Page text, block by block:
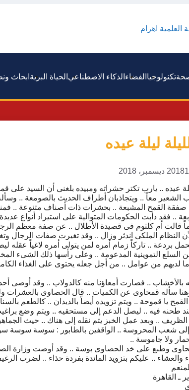
ابحاث الحياة البرية الذكاء الاصطناعي الفضاء تكنولوجيا
ﻟﻴﻠﺔ ﻋﻴﺪﻩ
2018
ﻟﻴﻠﺔ ﻋﻴﺪﻩ .. ﻳﺎﺭﺏ ﺗﻜﺘﺮ ﺣﺸﺮﺍﺗﻪ ﻭﻣﺒﻴﺪﻩ ﺑﻠﻐﻨﻰ ﺃﻥ ﺍﻟﺴﻴﺪ
ﺍﻟﺸﻌﻴﺮ ﻣﻌﺎً .. ﻭﻳﺘﺠﺎﺫﺑﺎﻥ ﺃﻃﺮﺍﻑ ﺍﻟﺤﺪﻳﺚ ﺑﺎﻟﺼﻮﻣﻌﺔ ..
ﺻﻔﻘﺔ ﺍﻟﻘﻤﺢ ﺍﻟﻤﺸﺒﻌﺔ .. ﺑﺤﺸﺮﺍﺕ ﺫﺍﺕ ﺃﺻﻨﺎﻑ ﻣﺘﻨﻮﻋﺔ ..
.. ﻓﻘﺪ ﺩﺃﺑﺖ ﺍﻟﺤﻜﻮﻣﺎﺕ ﺍﻟﻤﺘﻮﺍﻟﻴﺔ ﻋﻠﻰ ﺍﺳﺘﻴﺮﺍﺩ ﺃﻧﻮﺍﻉ
ﻗﺎﻟﺖ ﺃﻡ ﻛﻠﺜﻮﻡ ﻓﻰ ﻗﺼﻴﺪﺓ ﺍﻷﻃﻼﻝ .. ﻋﻦ ﺻﻔﺔ ﻣﻌﻈﻢ
ﺍﻟﻨﻈﺎﻡ ﺍﻟﻤﻠﻜﻰ ﺍﻧﺪﺛﺮ ﻭﺯﺍﻝ .. ﻭﻗﺪ ﺗﻐﻴﺮﺕ ﺻﻔﺎﺕ ﺍﻟﺮﺟﺎﻝ
ﺑﺮﺩﻋﺔ .. ﺗﺎﺭﻛﺎً ﺯﻣﺎﻡ ﺃﻣﺮﻩ ﻟﻤﻦ ﻳﺘﻮﻟﻰ ﺃﻣﺮﻩ ﻻﻏﻴﺎً ﻋﻘﻠﻪ
ﺍﻟﺴﻠﻊ ﺍﻟﺘﻤﻮﻳﻨﻴﺔ ﺍﻟﻤﺪﻋﻮﻣﺔ .. ﻭﻋﻠﻰ ﺭﺃﺳﻬﺎ ﺫﻟﻚ ﺍﻟﺸﻰﺀ
ﻟﺪﻳﻬﻢ ﻣﻦ ﻋﻮﺍﻣﻞ .. ﻣﻦ ﺃﺟﻞ ﺟﻌﻠﻪ ﻳﺤﺘﻮﻯ ﻋﻠﻰ ﺍﻟﻐﺬﺍﺀ
ﺑﺎﻷﺧﺸﺎﺏ .. ﻓﺼﺎﺭﺕ ﺃﻣﻌﺎﺅﻧﺎ ﻣﻨﻪ ﻛﺎﻟﺪﻭﻻﺏ .. ﻭﻗﺪ ﺃﻭﺻﻰ
ﺳﺄﻟﻪ ﻗﻤﺤﺎﻭﻯ ﻋﻦ ﺍﻟﻜﻤﻴﺎﺕ .. ﻗﺎﻝ ﺍﻟﺤﺼﺎﻭﻯ
ﻳﺎ ﻗﻤﻮﺣﺔ .. ﻭﻳﺘﻢ ﺗﺰﻭﻳﺪﻩ ﺃﻳﻀﺎً ﺑﺎﻟﺪﻳﺪﺍﻥ .. ﻛﺎﻟﻄﻌﻢ
ﻃﺤﻨﻪ ﻓﻴﻪ .. ﻟﻴﺼﻞ ﺍﻟﺪﻋﻢ ﺇﻟﻰ ﻣﺴﺘﺤﻘﻴﻪ .. ﻭﻳﺘﻢ ﻭﺿﻊ
.. ﻭﺑﻌﺪ ﻋﻤﻞ ﺍﻟﺨﺒﺰ ﻳﺘﻢ ﻧﻘﻠﻪ ﺇﻟﻰ ﻫﻨﺎﻙ .. ﺣﻴﺚ
ﺷﻌﺐ ﺍﻟﻤﺤﺮﻭﺳﺔ .. ﺍﻟﻮﺍﻗﻔﻴﻦ ﺑﺎﻟﻄﺎﺑﻮﺭ : ﺳﻮﺳﺔ ﺳﻮﺳﺔ
ﺣﻤﺎﺭ ﻭﻻ ﺟﺎﻣﻮﺳﺔ ..
ﻭﻃﺒﻊ ﻋﻠﻰ ﺧﺪ ﺍﻟﺤﺼﺎﻭﻯ ﺑﻮﺳﺔ .. ﻭﻗﺪ ﺃﻭﺻﺖ ﻭﺯﺍﺭﺓ
ﻭﺍﻟﻌﺸﺎﺀ .. ﻋﻠﻴﻜﻢ ﺑﺘﺰﻭﻳﺪ ﺍﻟﻤﺎﺋﺪﺓ ﺑﻔﺮﺩﺓ ﺣﺬﺍﺀ .. ﻟﻀﺮﺏ
ـ ﺍﻟﻘﺎﻫﺮﺓ